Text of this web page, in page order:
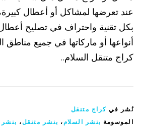
عند تعرضها لمشاكل أو أعطال
بكل تقنية واحتراف في تصليح
أنواعها أو ماركاتها في جميع مناطق
كراج متنقل السلام..
نُشر في كراج متنقل
الموسومة بنشر السلام، بنشر متنقل، بنشر